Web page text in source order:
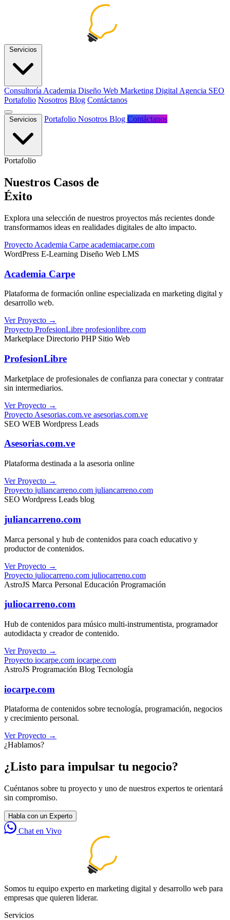
Servicios
Consultoría Academia Diseño Web Marketing Digital Agencia SEO
Portafolio Nosotros Blog Contáctanos
Servicios Portafolio Nosotros Blog Contáctanos
Portafolio
Nuestros Casos de
Éxito
Explora una selección de nuestros proyectos más recientes donde
transformamos ideas en realidades digitales de alto impacto.
Proyecto Academia Carpe academiacarpe.com
WordPress E-Learning Diseño Web LMS
Academia Carpe
Plataforma de formación online especializada en marketing digital y
desarrollo web.
Ver Proyecto →
Proyecto ProfesionLibre profesionlibre.com
Marketplace Directorio PHP Sitio Web
ProfesionLibre
Marketplace de profesionales de confianza para conectar y contratar
sin intermediarios.
Ver Proyecto →
Proyecto Asesorias.com.ve asesorias.com.ve
SEO WEB Wordpress Leads
Asesorias.com.ve
Plataforma destinada a la asesoria online
Ver Proyecto →
Proyecto juliancarreno.com juliancarreno.com
SEO Wordpress Leads blog
juliancarreno.com
Marca personal y hub de contenidos para coach educativo y
productor de contenidos.
Ver Proyecto →
Proyecto juliocarreno.com juliocarreno.com
AstroJS Marca Personal Educación Programación
juliocarreno.com
Hub de contenidos para músico multi-instrumentista, programador
autodidacta y creador de contenido.
Ver Proyecto →
Proyecto iocarpe.com iocarpe.com
AstroJS Programación Blog Tecnología
iocarpe.com
Plataforma de contenidos sobre tecnología, programación, negocios
y crecimiento personal.
Ver Proyecto →
¿Hablamos?
¿Listo para impulsar tu negocio?
Cuéntanos sobre tu proyecto y uno de nuestros expertos te orientará
sin compromiso.
Habla con un Experto
Chat en Vivo
Somos tu equipo experto en marketing digital y desarrollo web para
empresas que quieren liderar.
Servicios